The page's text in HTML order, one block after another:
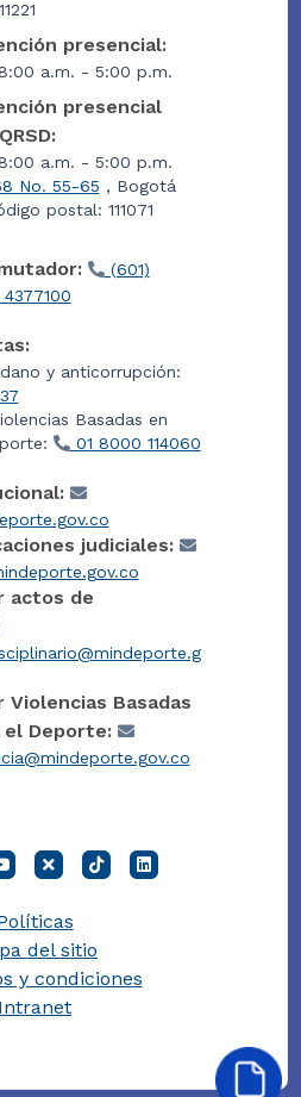
presencial:
a.m. - 5:00 p.m.
presencial
a.m. - 5:00 p.m.
No. 55-65 , Bogotá
postal: 111071
(601)
y anticorrupción:
Basadas en
01 8000 114060
judiciales:
actos de
Violencias Basadas
el Deporte:
del sitio
y condiciones
Intranet